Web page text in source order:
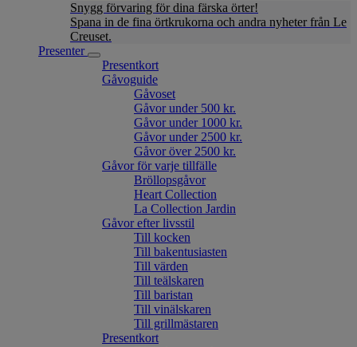
Snygg förvaring för dina färska örter!
Spana in de fina örtkrukorna och andra nyheter från Le
Creuset.
Presenter
Presentkort
Gåvoguide
Gåvoset
Gåvor under 500 kr.
Gåvor under 1000 kr.
Gåvor under 2500 kr.
Gåvor över 2500 kr.
Gåvor för varje tillfälle
Bröllopsgåvor
Heart Collection
La Collection Jardin
Gåvor efter livsstil
Till kocken
Till bakentusiasten
Till värden
Till teälskaren
Till baristan
Till vinälskaren
Till grillmästaren
Presentkort